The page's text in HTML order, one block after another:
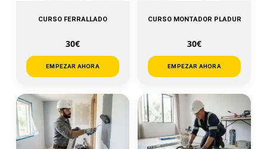
CURSO FERRALLADO
30€
EMPEZAR AHORA
CURSO MONTADOR PLADUR
30€
EMPEZAR AHORA